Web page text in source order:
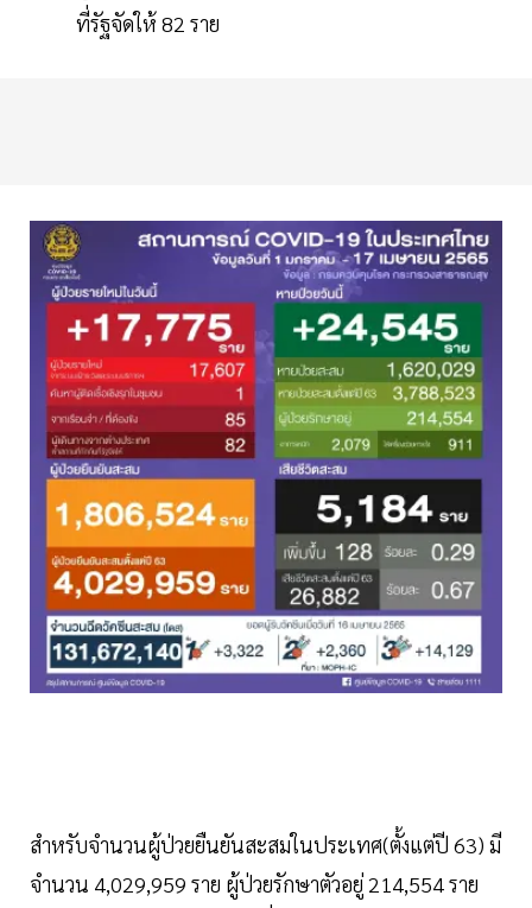
ที่รัฐจัดให้ 82 ราย
สำหรับจำนวนผู้ป่วยยืนยันสะสมในประเทศ(ตั้งแต่ปี 63) มี
จำนวน 4,029,959 ราย ผู้ป่วยรักษาตัวอยู่ 214,554 ราย